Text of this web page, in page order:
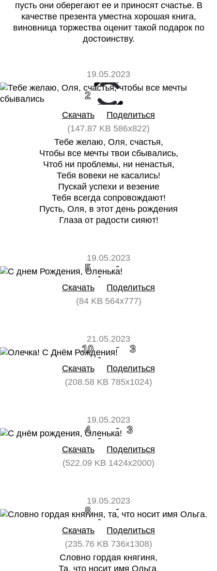
пусть они оберегают ее и приносят счастье. В
качестве презента уместна хорошая книга,
виновница торжества оценит такой подарок по
достоинству.
19.05.2023
2
Скачать
Поделиться
(147.87 KB 586x822)
Тебе желаю, Оля, счастья,
Чтобы все мечты твои сбывались,
Чтоб ни проблемы, ни ненастья,
Тебя вовеки не касались!
Пускай успехи и везение
Тебя всегда сопровождают!
Пусть, Оля, в этот день рождения
Глаза от радости сияют!
19.05.2023
5
Скачать
Поделиться
(84 KB 564x777)
21.05.2023
10 3
Скачать
Поделиться
(208.58 KB 785x1024)
19.05.2023
4 3
Скачать
Поделиться
(522.09 KB 1424x2000)
19.05.2023
8 0
Скачать
Поделиться
(235.76 KB 736x1308)
Словно гордая княгиня,
Та, что носит имя Ольга.